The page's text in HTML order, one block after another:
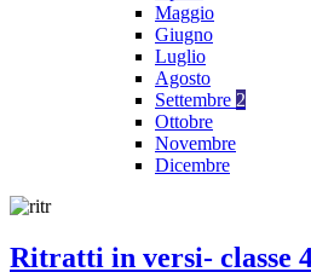
Maggio
Giugno
Luglio
Agosto
Settembre 2
Ottobre
Novembre
Dicembre
Ritratti in versi- classe